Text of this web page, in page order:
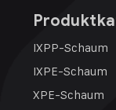
IXPP-Schaum
IXPE-Schaum
XPE-Schaum